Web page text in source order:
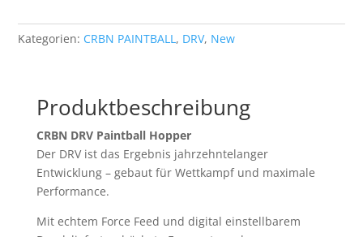
Kategorien: CRBN PAINTBALL, DRV, New
Produktbeschreibung
CRBN DRV Paintball Hopper
Der DRV ist das Ergebnis jahrzehntelanger
Entwicklung – gebaut für Wettkampf und maximale
Performance.
Mit echtem Force Feed und digital einstellbarem